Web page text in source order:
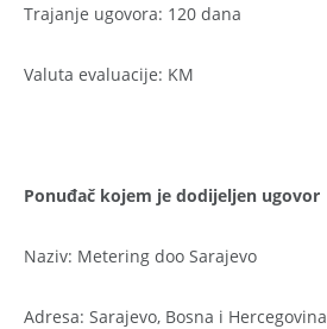
Trajanje ugovora: 120 dana
Valuta evaluacije: KM
Ponuđač kojem je dodijeljen ugovor
Naziv: Metering doo Sarajevo
Adresa: Sarajevo, Bosna i Hercegovina